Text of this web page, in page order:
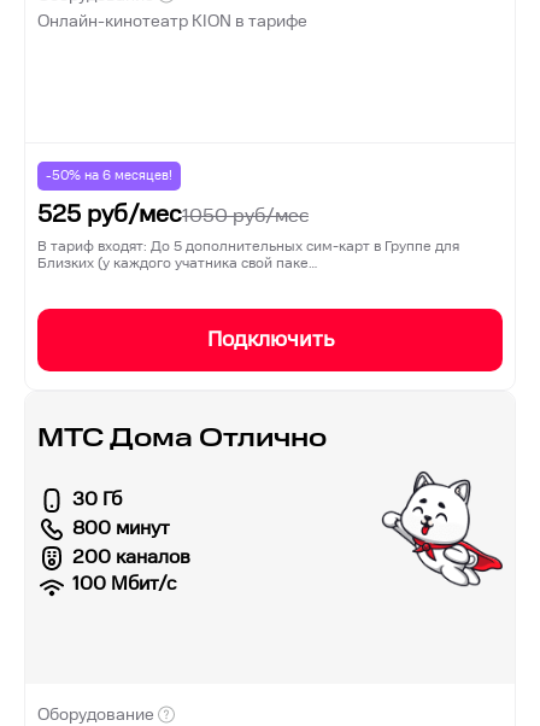
Онлайн-кинотеатр KION в тарифе
-50% на 6 месяцев!
525 руб/мес1050руб/мес
В тариф входят: До 5 дополнительных сим-карт в Группе для
Близких (у каждого учатника свой паке…
Подключить
МТС Дома Отлично
30 Гб
800 минут
200 каналов
100 Мбит/с
Оборудование